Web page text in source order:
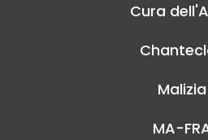
Cura
Malizia
MA-